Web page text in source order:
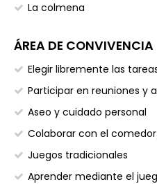
La colmena
ÁREA DE CONVIVENCIA
Elegir libremente las
Participar en reuniones y
Aseo y cuidado personal
Colaborar con el
Juegos tradicionales
Aprender mediante el